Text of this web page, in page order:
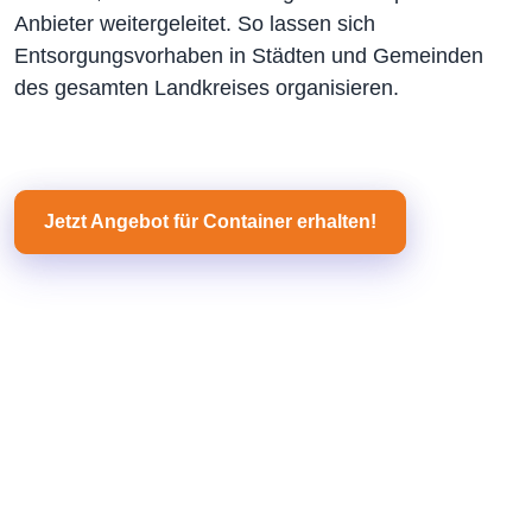
Anbieter weitergeleitet. So lassen sich
Entsorgungsvorhaben in Städten und Gemeinden
des gesamten Landkreises organisieren.
Jetzt Angebot für Container erhalten!